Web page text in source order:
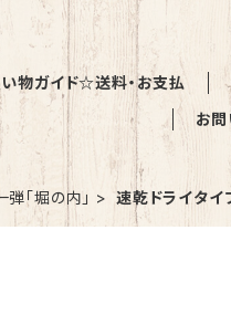
物ガイド☆送料・お支払
お問
「堀の内」 速乾ドライタイ